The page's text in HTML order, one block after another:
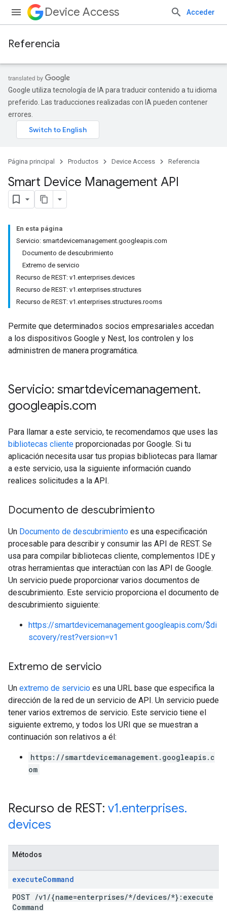
Device Access Acceder
Referencia
Google utiliza tecnología de IA para traducir contenido a tu idioma
preferido. Las traducciones realizadas con IA pueden contener
errores.
Página principal Productos Device Access Referencia
Smart Device Management API
En esta página
Servicio: smartdevicemanagement.googleapis.com
Documento de descubrimiento
Extremo de servicio
Recurso de REST: v1.enterprises.devices
Recurso de REST: v1.enterprises.structures
Recurso de REST: v1.enterprises.structures.rooms
Permite que determinados socios empresariales accedan
a los dispositivos Google y Nest, los controlen y los
administren de manera programática.
Servicio: smartdevicemanagement.
googleapis.com
Para llamar a este servicio, te recomendamos que uses las
bibliotecas cliente proporcionadas por Google. Si tu
aplicación necesita usar tus propias bibliotecas para llamar
a este servicio, usa la siguiente información cuando
realices solicitudes a la API.
Documento de descubrimiento
Un Documento de descubrimiento es una especificación
procesable para describir y consumir las API de REST. Se
usa para compilar bibliotecas cliente, complementos IDE y
otras herramientas que interactúan con las API de Google.
Un servicio puede proporcionar varios documentos de
descubrimiento. Este servicio proporciona el documento de
descubrimiento siguiente:
https://smartdevicemanagement.googleapis.com/$di
scovery/rest?version=v1
Extremo de servicio
Un extremo de servicio es una URL base que especifica la
dirección de la red de un servicio de API. Un servicio puede
tener varios extremos de servicio. Este servicio tiene el
siguiente extremo, y todos los URI que se muestran a
continuación son relativos a él:
https://smartdevicemanagement.googleapis.c
om
Recurso de REST: v1.enterprises.
devices
Métodos
executeCommand
POST /v1 /{name=enterprises/*/devices/*}:execute
Command